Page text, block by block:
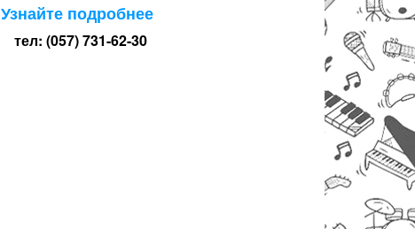
Узнайте подробнее
тел: (057) 731-62-30